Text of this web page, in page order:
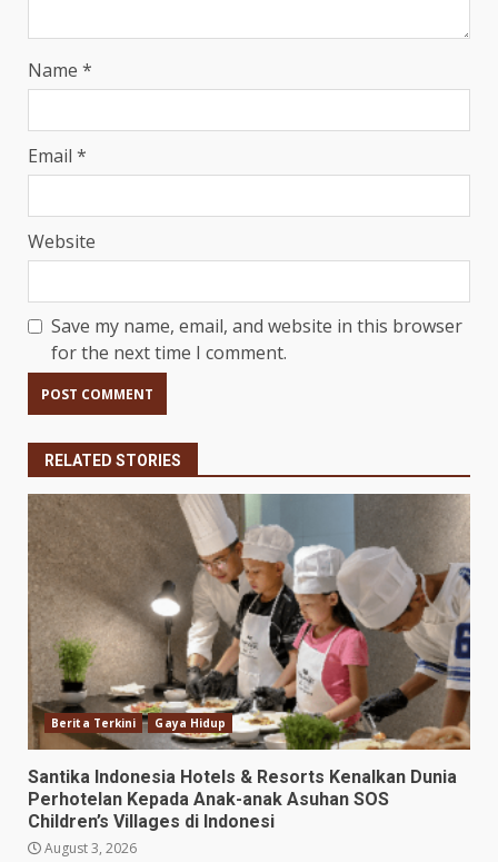
Name *
Email *
Website
Save my name, email, and website in this browser
for the next time I comment.
RELATED STORIES
Berita Terkini Gaya Hidup
Santika Indonesia Hotels & Resorts Kenalkan Dunia
Perhotelan Kepada Anak-anak Asuhan SOS
Children’s Villages di Indonesi
August 3, 2026